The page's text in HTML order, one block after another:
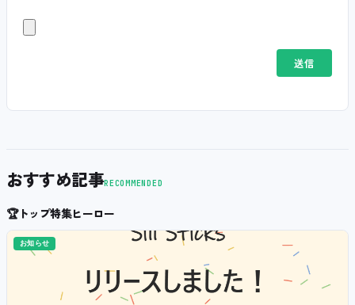
おすすめ記事RECOMMENDED
🏆トップ特集ヒーロー
お知らせ